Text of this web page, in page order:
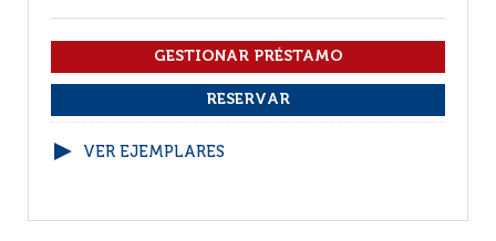
VER EJEMPLARES